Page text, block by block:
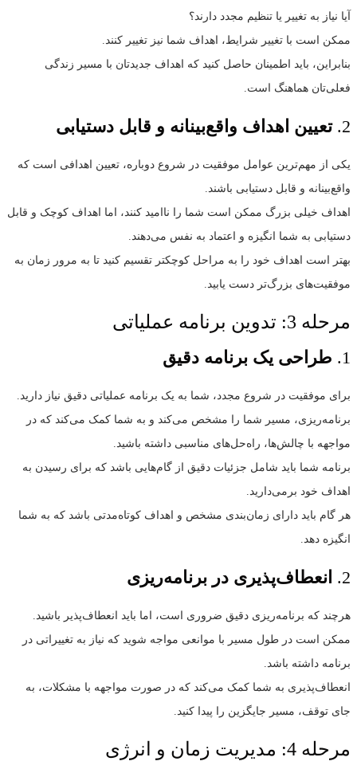
آیا نیاز به تغییر یا تنظیم مجدد دارند؟
ممکن است با تغییر شرایط، اهداف شما نیز تغییر کنند.
بنابراین، باید اطمینان حاصل کنید که اهداف جدیدتان با مسیر زندگی
فعلی‌تان هماهنگ است.
2. تعیین اهداف واقع‌بینانه و قابل دستیابی
یکی از مهم‌ترین عوامل موفقیت در شروع دوباره، تعیین اهدافی است که
واقع‌بینانه و قابل دستیابی باشند.
اهداف خیلی بزرگ ممکن است شما را ناامید کنند، اما اهداف کوچک و قابل
دستیابی به شما انگیزه و اعتماد به نفس می‌دهند.
بهتر است اهداف خود را به مراحل کوچکتر تقسیم کنید تا به مرور زمان به
موفقیت‌های بزرگ‌تر دست یابید.
مرحله 3: تدوین برنامه عملیاتی
1. طراحی یک برنامه دقیق
برای موفقیت در شروع مجدد، شما به یک برنامه عملیاتی دقیق نیاز دارید.
برنامه‌ریزی، مسیر شما را مشخص می‌کند و به شما کمک می‌کند که در
مواجهه با چالش‌ها، راه‌حل‌های مناسبی داشته باشید.
برنامه شما باید شامل جزئیات دقیق از گام‌هایی باشد که برای رسیدن به
اهداف خود برمی‌دارید.
هر گام باید دارای زمان‌بندی مشخص و اهداف کوتاه‌مدتی باشد که به شما
انگیزه دهد.
2. انعطاف‌پذیری در برنامه‌ریزی
هرچند که برنامه‌ریزی دقیق ضروری است، اما باید انعطاف‌پذیر باشید.
ممکن است در طول مسیر با موانعی مواجه شوید که نیاز به تغییراتی در
برنامه داشته باشد.
انعطاف‌پذیری به شما کمک می‌کند که در صورت مواجهه با مشکلات، به
جای توقف، مسیر جایگزین را پیدا کنید.
مرحله 4: مدیریت زمان و انرژی